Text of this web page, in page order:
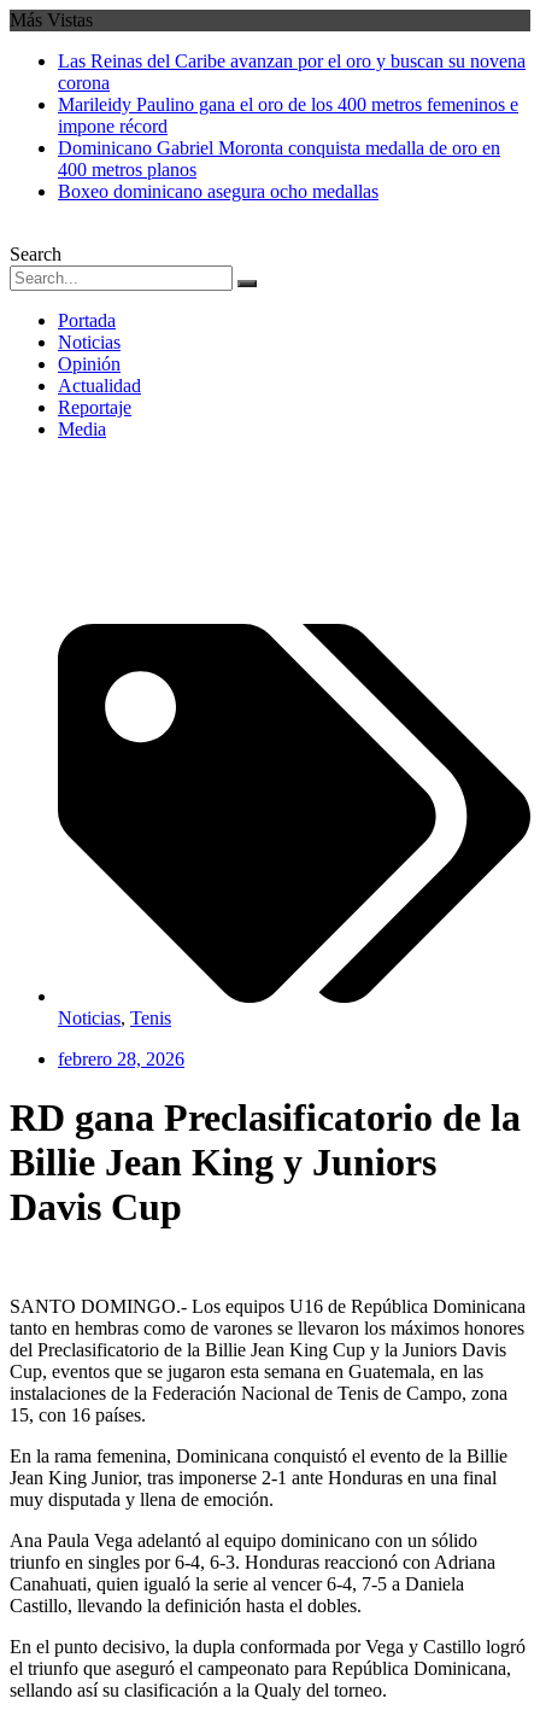
Más Vistas
Las Reinas del Caribe avanzan por el oro y buscan su novena
corona
Marileidy Paulino gana el oro de los 400 metros femeninos e
impone récord
Dominicano Gabriel Moronta conquista medalla de oro en
400 metros planos
Boxeo dominicano asegura ocho medallas
Search
Portada
Noticias
Opinión
Actualidad
Reportaje
Media
Noticias, Tenis
febrero 28, 2026
RD gana Preclasificatorio de la
Billie Jean King y Juniors
Davis Cup
SANTO DOMINGO.- Los equipos U16 de República Dominicana
tanto en hembras como de varones se llevaron los máximos honores
del Preclasificatorio de la Billie Jean King Cup y la Juniors Davis
Cup, eventos que se jugaron esta semana en Guatemala, en las
instalaciones de la Federación Nacional de Tenis de Campo, zona
15, con 16 países.
En la rama femenina, Dominicana conquistó el evento de la Billie
Jean King Junior, tras imponerse 2-1 ante Honduras en una final
muy disputada y llena de emoción.
Ana Paula Vega adelantó al equipo dominicano con un sólido
triunfo en singles por 6-4, 6-3. Honduras reaccionó con Adriana
Canahuati, quien igualó la serie al vencer 6-4, 7-5 a Daniela
Castillo, llevando la definición hasta el dobles.
En el punto decisivo, la dupla conformada por Vega y Castillo logró
el triunfo que aseguró el campeonato para República Dominicana,
sellando así su clasificación a la Qualy del torneo.